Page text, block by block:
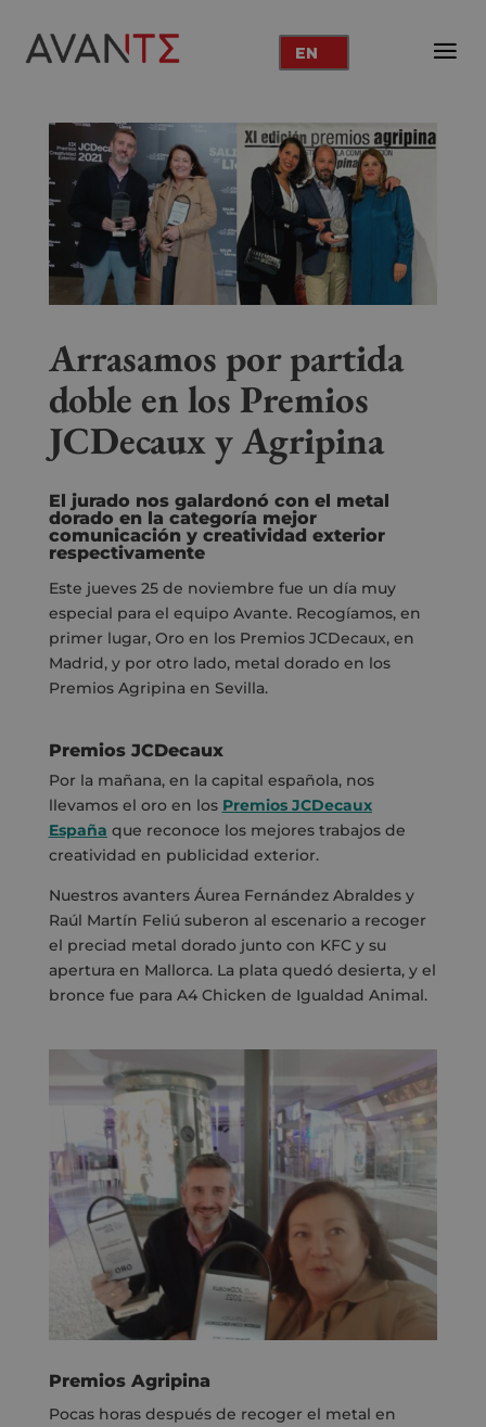
EN
Arrasamos por partida
doble en los Premios
JCDecaux yAgripina
El jurado nos galardonó con el metal
dorado en la categoría mejor
comunicación y creatividad exterior
respectivamente
Este jueves 25 de noviembre fue un día muy
especial para el equipo Avante. Recogíamos, en
primer lugar, Oro en los Premios JCDecaux, en
Madrid, y por otro lado, metal dorado en los
Premios Agripina en Sevilla.
Premios JCDecaux
Por la mañana, en la capital española, nos
llevamos el oro en los Premios JCDecaux
España que reconoce los mejores trabajos de
creatividad en publicidad exterior.
Nuestros avanters Áurea Fernández Abraldes y
Raúl Martín Feliú suberon al escenario a recoger
el preciad metal dorado junto con KFC y su
apertura en Mallorca. La plata quedó desierta, y el
bronce fue para A4 Chicken de Igualdad Animal.
Premios Agripina
Pocas horas después de recoger el metal en